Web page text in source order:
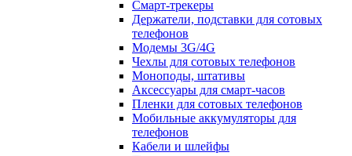
Смарт-трекеры
Держатели, подставки для сотовых
телефонов
Модемы 3G/4G
Чехлы для сотовых телефонов
Моноподы, штативы
Аксессуары для смарт-часов
Пленки для сотовых телефонов
Мобильные аккумуляторы для
телефонов
Кабели и шлейфы